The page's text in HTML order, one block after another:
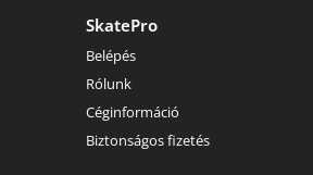
SkatePro
Belépés
Rólunk
Céginformáció
Biztonságos fizetés